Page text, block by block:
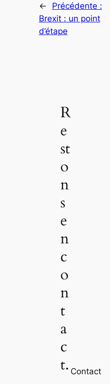
←
Précédente :
Brexit : un point
d’étape
R
e
st
o
n
s
e
n
c
o
n
t
a
c
t. Contact